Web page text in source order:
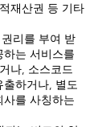
재산권 등 기타
리를 부여 받
는 서비스를
나, 소스코드
하거나, 별도
를 사칭하는